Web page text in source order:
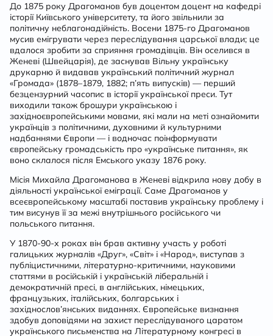
До 1875 року Драгоманов був доцентом доцент на кафедрі
історії Київського університету, та його звільнили за
політичну неблагонадійність. Восени 1875-го Драгоманов
мусив емігрувати через переслідування царської влади; це
вдалося зробити за сприяння громадівців. Він оселився в
Женеві (Швейцарія), де заснував Вільну українську
друкарню й видавав український політичний журнал
«Громада» (1878–1879, 1882; п’ять випусків) — перший
безцензурний часопис в історії української преси. Тут
виходили також брошури українською і
західноєвропейськими мовами, які мали на меті ознайомити
українців з політичними, духовними й культурними
надбаннями Європи — і водночас поінформувати
європейську громадськість про «українське питання», як
воно склалося після Емського указу 1876 року.
Місія Михайла Драгоманова в Женеві відкрила нову добу в
діяльності української еміграції. Саме Драгоманов у
всеєвропейському масштабі поставив українську проблему і
тим висунув її за межі внутрішнього російського чи
польського питання.
У 1870-90-х роках він брав активну участь у роботі
галицьких журналів «Друг», «Світ» і «Народ», виступав з
публіцистичними, літературно-критичними, науковими
статтями в російській і українській ліберальній і
демократичній пресі, в англійських, німецьких,
французьких, італійських, болгарських і
західнослов’янських виданнях. Європейське визнання
здобув доповідями на захист переслідуваного царатом
українського письменства на Літературному конгресі в